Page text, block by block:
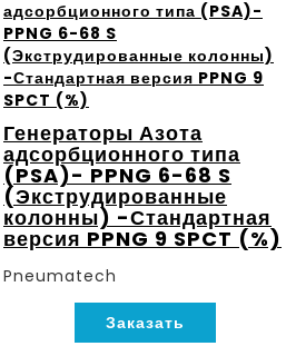
Генераторы Азота
адсорбционного типа
(PSA)- PPNG 6-68 S
(Экструдированные
колонны) -Стандартная
версия PPNG 9 SPCT (%)
Pneumatech
Заказать